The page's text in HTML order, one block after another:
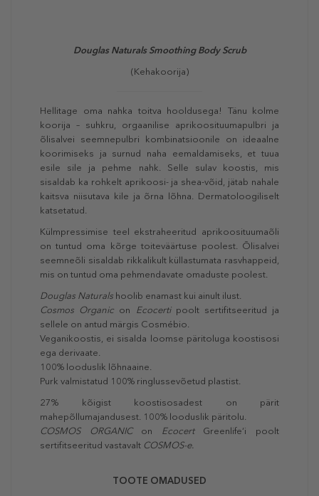
Douglas Naturals Smoothing Body Scrub
(Kehakoorija)
Hellitage oma nahka toitva hooldusega! Tänu kolme
koorija – suhkru, orgaanilise aprikoosituumapulbri ja
õlisalvei seemnepulbri kombinatsioonile on ideaalne
koorimiseks ja surnud naha eemaldamiseks, et tuua
esile sile ja pehme nahk. Selle sulav koostis, mis
sisaldab ka rohkelt aprikoosi- ja shea-võid, jätab nahale
kaitsva niisutava kile ja õrna lõhna. Dermatoloogiliselt
katsetatud.
Külmpressimise teel ekstraheeritud aprikoosituumaõli
on tuntud oma kõrge toiteväärtuse poolest. Õlisalvei
seemneõli sisaldab rikkalikult küllastumata rasvhappeid,
mis on tuntud oma pehmendavate omaduste poolest.
Douglas Naturals hoolib enamast kui ainult ilust.
Cosmos Organic on Ecocertipoolt sertifitseeritud ja
sellele on antud märgis Cosmébio.
Veganikoostis, ei sisalda loomse päritoluga koostisosi
ega derivaate.
100% looduslik lõhnaaine.
Purk valmistatud 100% ringlussevõetud plastist.
27% kõigist koostisosadest on pärit
mahepõllumajandusest. 100% looduslik päritolu.
COSMOS ORGANICon EcocertGreenlife‘i poolt
sertifitseeritud vastavalt COSMOS-e.
TOOTE OMADUSED